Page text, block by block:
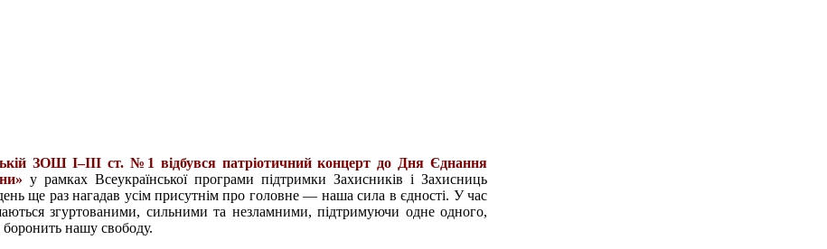
ЗОШ І–ІІІ ст. №1 відбувся патріотичний концерт до Дня Єднання
у рамках Всеукраїнської програми підтримки Захисників і Захисниць
ще раз нагадав усім присутнім про головне — наша сила в єдності. У час
згуртованими, сильними та незламними, підтримуючи одне одного,
нашу свободу.